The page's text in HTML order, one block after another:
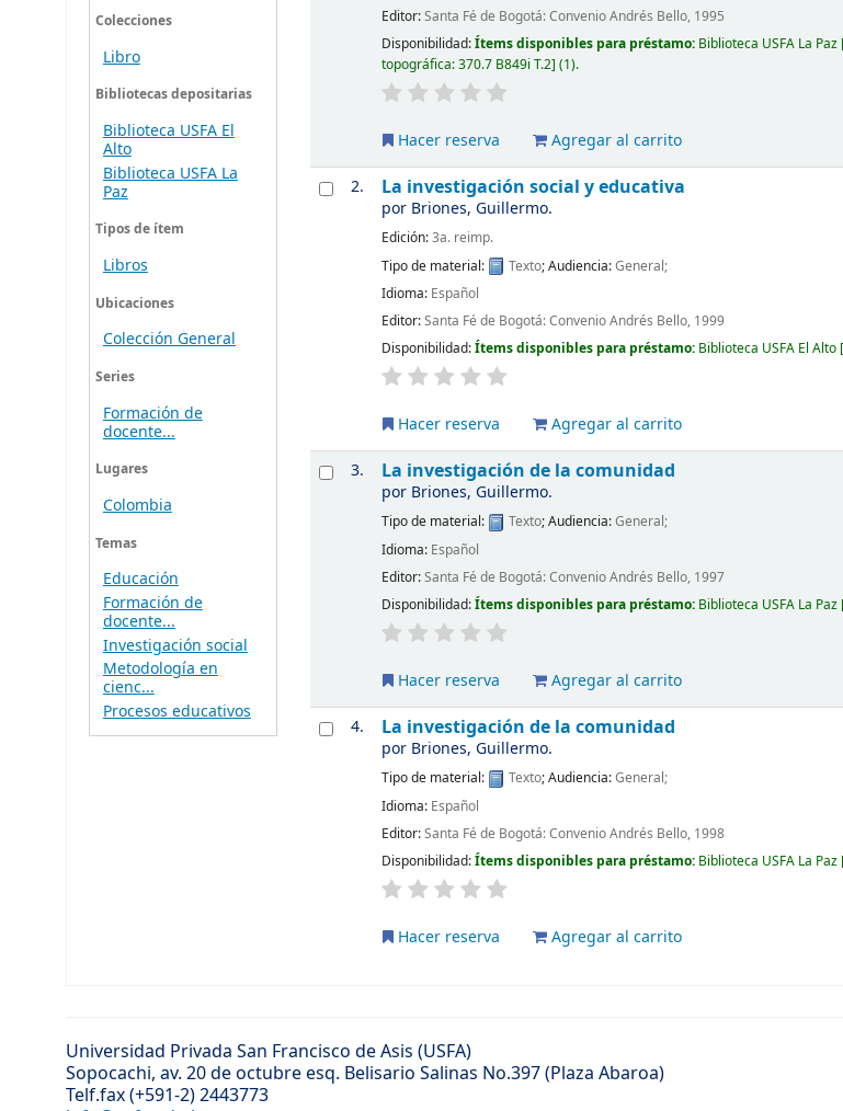
Colecciones
Libro
Bibliotecas depositarias
Biblioteca USFA El
Alto
Biblioteca USFA La
Paz
Tipos de ítem
Libros
Ubicaciones
Colección General
Series
Formación de
docente...
Lugares
Colombia
Temas
Educación
Formación de
docente...
Investigación social
Metodología en
cienc...
Procesos educativos
Editor:Santa Fé de Bogotá: Convenio Andrés Bello, 1995
Disponibilidad:Ítems disponibles para préstamo: Biblioteca USFA La Paz
topográfica:370.7 B849i T.2 (1).
Hacer reserva
Agregar al carrito
2.
La investigación social y educativa
por Briones, Guillermo.
Edición:3a. reimp.
Tipo de material:
Texto; Audiencia:General;
Idioma: Español
Editor:Santa Fé de Bogotá: Convenio Andrés Bello, 1999
Disponibilidad:Ítems disponibles para préstamo: Biblioteca USFA El Alto
Hacer reserva
Agregar al carrito
3.
La investigación de la comunidad
por Briones, Guillermo.
Tipo de material: Texto; Audiencia:General;
Idioma: Español
Editor:Santa Fé de Bogotá: Convenio Andrés Bello, 1997
Disponibilidad:Ítems disponibles para préstamo: Biblioteca USFA La Paz
Hacer reserva
Agregar al carrito
4.
La investigación de la comunidad
por Briones, Guillermo.
Tipo de material: Texto; Audiencia:General;
Idioma: Español
Editor:Santa Fé de Bogotá: Convenio Andrés Bello, 1998
Disponibilidad:Ítems disponibles para préstamo: Biblioteca USFA La Paz
Hacer reserva Agregar al carrito
Universidad Privada San Francisco de Asis (USFA)
Sopocachi, av. 20 de octubre esq. Belisario Salinas No.397 (Plaza Abaroa)
Telf.fax (+591-2) 2443773